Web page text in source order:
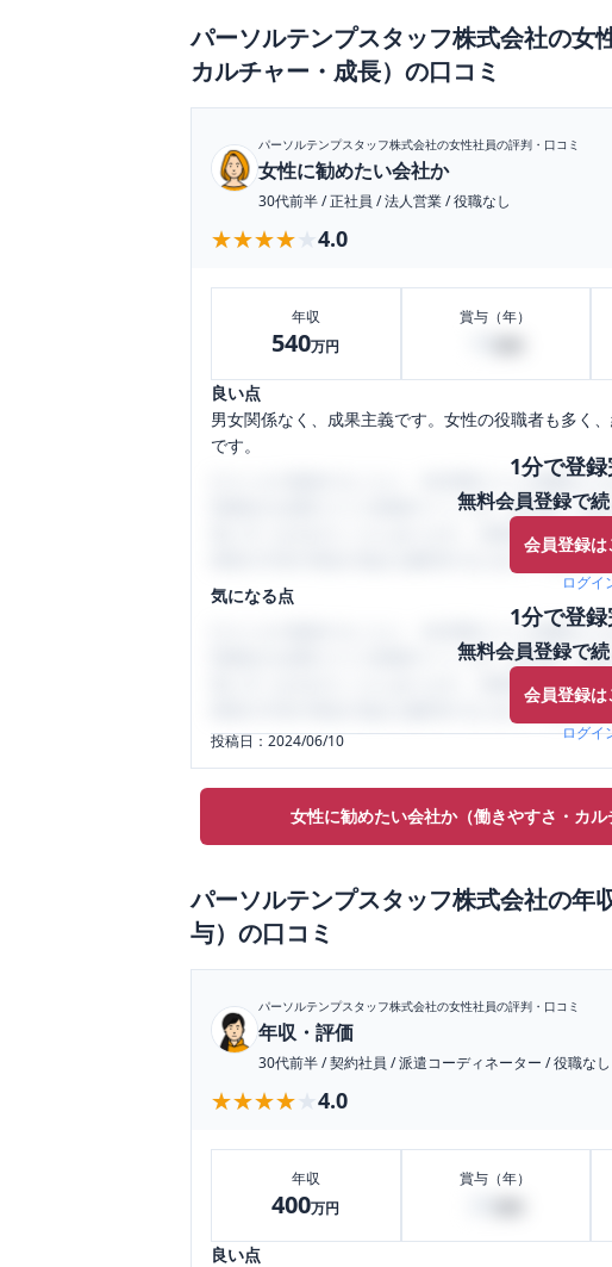
パーソルテンプスタッフ株式会社の女
カルチャー・成長） の口コミ
パーソルテンプスタッフ株式会社の女性社員の評判・口コミ
女性に勧めたい会社か
30代前半/正社員 /法人営業/役職なし
★★★★★
★★★★★ 4.0
年収
540万円
賞与（年）
良い点
男女関係なく、成果主義です。女性の役職者も多く
です。
1分で登録
無料会員登録で
会員登録は
ログイ
口コミを1投稿するごとに、30日間口コミの閲覧が
性限定の企業口コミの投稿サイトです。給与面・女
気にすべき点がたくさんあります。先輩社員（元社
将来の不安や現在の悩みを解消するために、ぜひサ
気になる点
1分で登録
無料会員登録で
会員登録は
ログイ
口コミを1投稿するごとに、30日間口コミの閲覧が
性限定の企業口コミの投稿サイトです。給与面・女
気にすべき点がたくさんあります。先輩社員（元社
将来の不安や現在の悩みを解消するために、ぜひサ
投稿日：2024/06/10
女性に勧めたい会社か（働きやすさ・カ
パーソルテンプスタッフ株式会社の年
与） の口コミ
パーソルテンプスタッフ株式会社の女性社員の評判・口コミ
年収・評価
30代前半/契約社員 /派遣コーディネーター /役職なし
★★★★★
★★★★★ 4.0
年収
400万円
賞与（年）
良い点